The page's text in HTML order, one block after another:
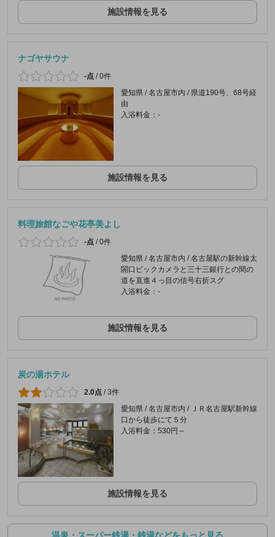
施設情報を見る
ナゴヤサウナ
-点 /0件
愛知県 / 名古屋市内 / 県道190号、68号経
由
入浴料金：-
施設情報を見る
料理旅館なごや花亭美よし
-点 /0件
愛知県 / 名古屋市内 / 名古屋駅の新幹線太
閤口ビックカメラと三十三銀行との間の
道を直進４っ目の信号右折スグ
入浴料金：-
施設情報を見る
炭の湯ホテル
2.0点 /3件
愛知県 / 名古屋市内 / ＪＲ名古屋駅新幹線
口から徒歩にて５分
入浴料金：530円～
施設情報を見る